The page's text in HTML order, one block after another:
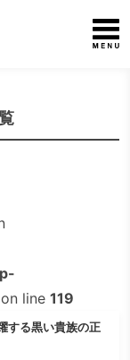
on line119
する黒い貴族の正